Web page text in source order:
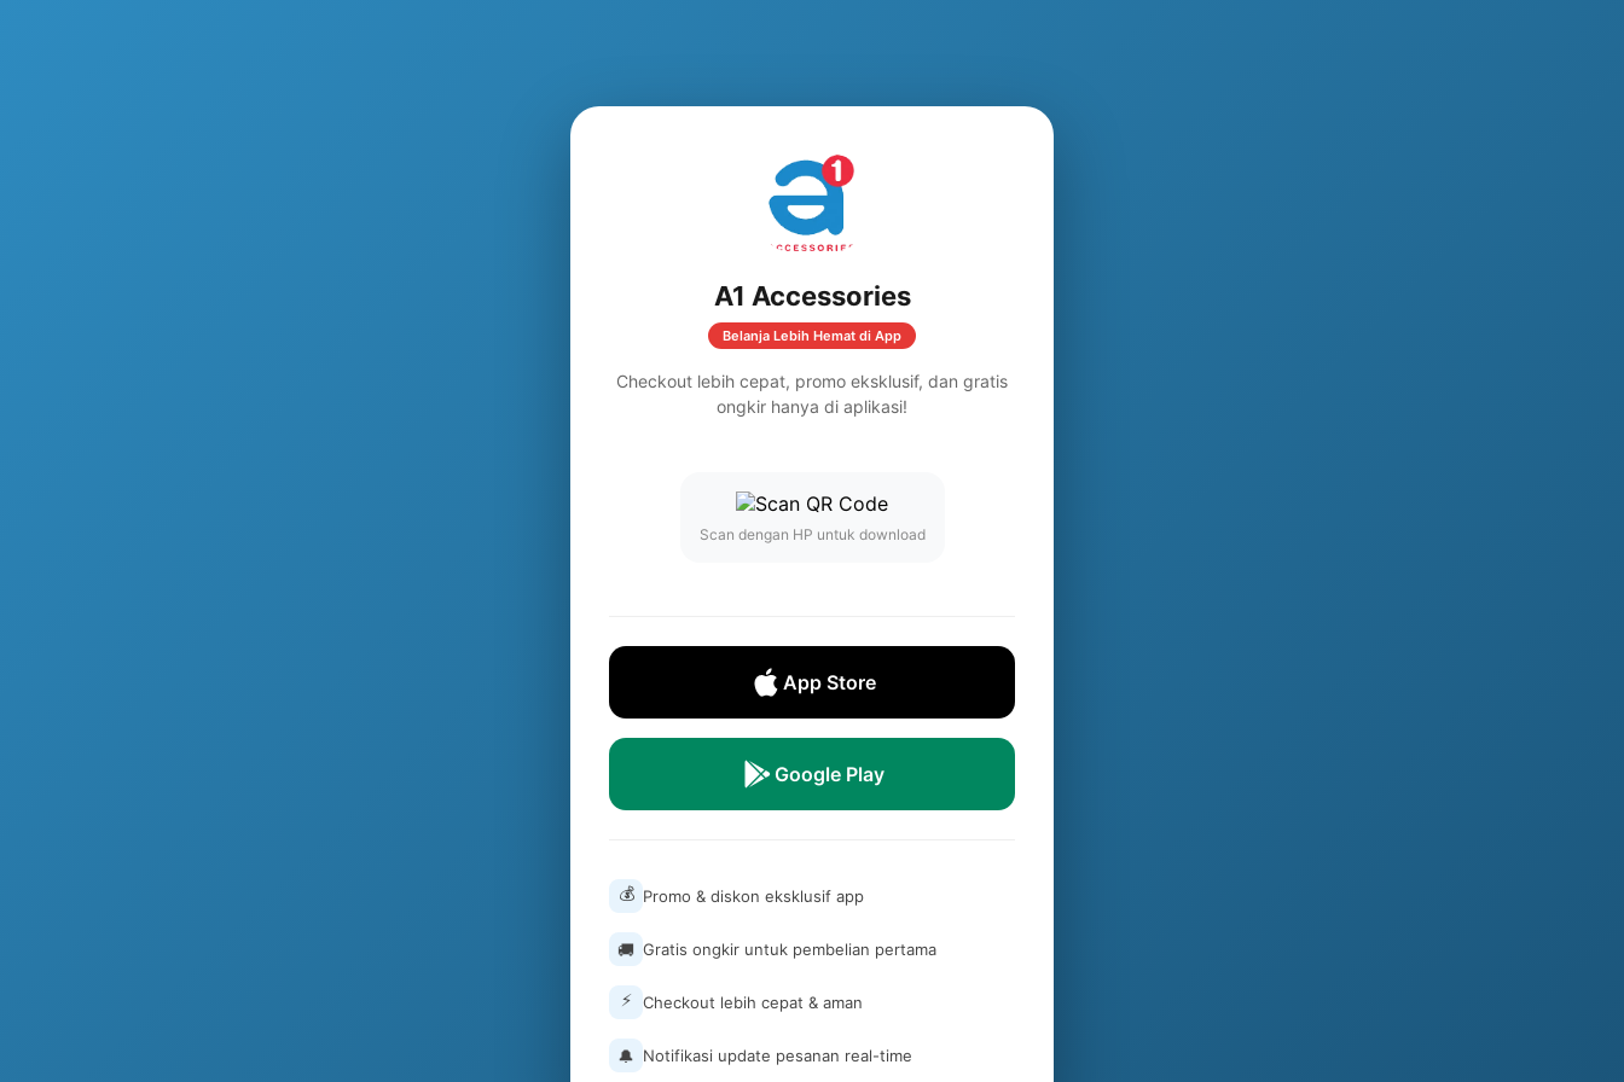
A1 Accessories
Belanja Lebih Hemat di App
Checkout lebih cepat, promo eksklusif, dan gratis
ongkir hanya di aplikasi!
Scan dengan HP untuk download
App Store
Google Play
💰 Promo & diskon eksklusif app
🚚 Gratis ongkir untuk pembelian pertama
⚡ Checkout lebih cepat & aman
🔔 Notifikasi update pesanan real-time